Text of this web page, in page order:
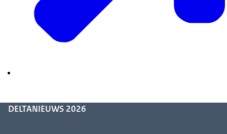
DELTANIEUWS 2026